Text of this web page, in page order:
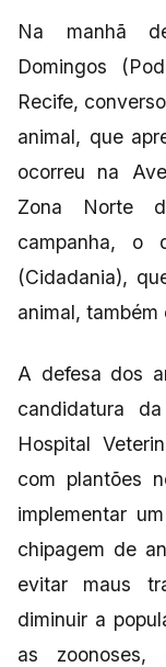
Na manhã
Domingos
Recife,
animal, que
ocorreu na
Zona Norte
campanha, o
(Cidadania),
animal, também
A defesa dos
candidatura
Hospital
com plantões
implementar
chipagem de
evitar maus
diminuir a
as